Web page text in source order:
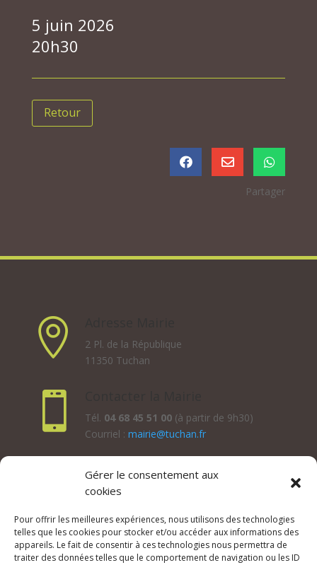
Gérer le consentement aux
cookies
Pour offrir les meilleures expériences, nous utilisons des technologies
telles que les cookies pour stocker et/ou accéder aux informations des
appareils. Le fait de consentir à ces technologies nous permettra de
traiter des données telles que le comportement de navigation ou les ID
5 juin 2026
20h30
Retour
  
Partager

2 Pl. de la République
11350 Tuchan
 Tél. 04 68 45 51 00 (à partir de 9h30)
Courriel : mairie@tuchan.fr
Horaires d'ouverture au public
Les lundis, mardis et jeudis : de 8h à 12h et de 13h30 à
Les mercredis : de 13h30 à 17h30.
Les vendredis : de 8h à 12h.